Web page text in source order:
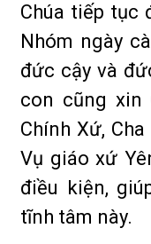
Chúa tiếp tục
Nhóm ngày
đức cậy và
con cũng xin
Chính Xứ,
Vụ giáo xứ
điều kiện,
tĩnh tâm này.